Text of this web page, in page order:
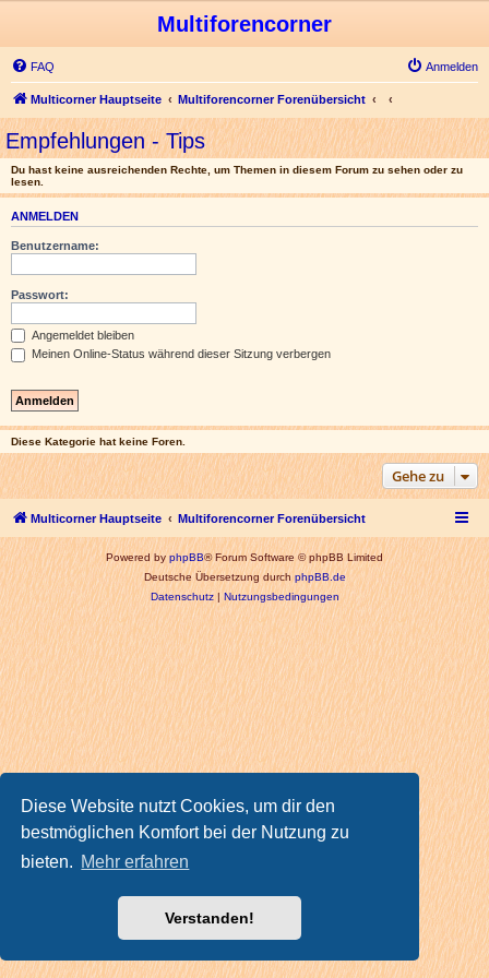
Diese Website nutzt Cookies, um dir den
bestmöglichen Komfort bei der Nutzung zu
bieten. Mehr erfahren
Verstanden!
Multiforencorner
FAQ Anmelden
Multicorner Hauptseite Multiforencorner Forenübersicht
Empfehlungen - Tips
Du hast keine ausreichenden Rechte, um Themen in diesem Forum zu sehen oder zu
lesen.
ANMELDEN
Benutzername:
Passwort:
Angemeldet bleiben
Meinen Online-Status während dieser Sitzung verbergen
Diese Kategorie hat keine Foren.
Gehe zu
Multicorner Hauptseite Multiforencorner Forenübersicht
Powered byphpBB® Forum Software © phpBB Limited
Deutsche Übersetzung durchphpBB.de
Datenschutz|Nutzungsbedingungen